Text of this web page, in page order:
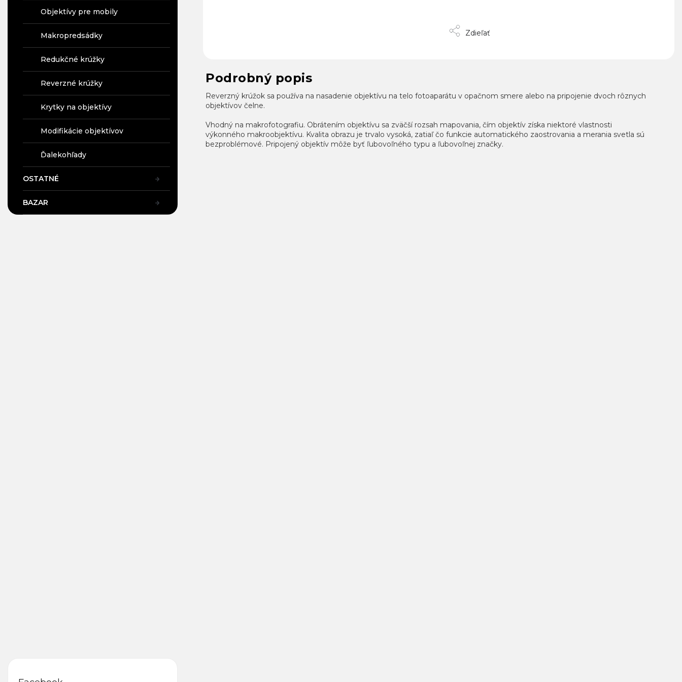
Objektívy pre mobily
Makropredsádky
Redukčné krúžky
Reverzné krúžky
Krytky na objektívy
Modifikácie objektívov
Ďalekohľady
OSTATNÉ
BAZAR
Zdieľať
Podrobný popis
Reverzný krúžok sa používa na nasadenie objektívu na telo fotoaparátu v opačnom smere alebo na pripojenie dvoch rôznych
objektívov čelne.
Vhodný na makrofotografiu. Obrátením objektívu sa zväčší rozsah mapovania, čím objektív získa niektoré vlastnosti
výkonného makroobjektívu. Kvalita obrazu je trvalo vysoká, zatiaľ čo funkcie automatického zaostrovania a merania svetla sú
bezproblémové. Pripojený objektív môže byť ľubovoľného typu a ľubovoľnej značky.